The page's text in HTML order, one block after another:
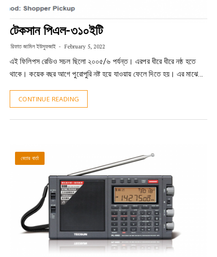
টেকসান পিএল-৩১০ইটি
রিফাত জামিল ইউসুফজাই February 5, 2022
এই ফিলিপস রেডিও সচল ছিলো ২০০৫/৬ পর্যন্ত। এরপর ধীরে ধীরে নষ্ঠ হতে
থাকে। কয়েক বছর আগে পুরোপুরি নষ্ট হয়ে যাওয়ায় ফেলে দিতে হয়। এর মাঝে…
CONTINUE READING
বেতার বার্তা